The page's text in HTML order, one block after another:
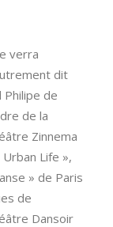
verra
dit
de
de la
Zinnema
Life »,
» de Paris
de
Dansoir